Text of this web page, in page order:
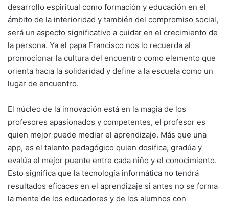
desarrollo espiritual como formación y educación en el
ámbito de la interioridad y también del compromiso social,
será un aspecto significativo a cuidar en el crecimiento de
la persona. Ya el papa Francisco nos lo recuerda al
promocionar la cultura del encuentro como elemento que
orienta hacia la solidaridad y define a la escuela como un
lugar de encuentro.
El núcleo de la innovación está en la magia de los
profesores apasionados y competentes, el profesor es
quien mejor puede mediar el aprendizaje. Más que una
app, es el talento pedagógico quien dosifica, gradúa y
evalúa el mejor puente entre cada niño y el conocimiento.
Esto significa que la tecnología informática no tendrá
resultados eficaces en el aprendizaje si antes no se forma
la mente de los educadores y de los alumnos con